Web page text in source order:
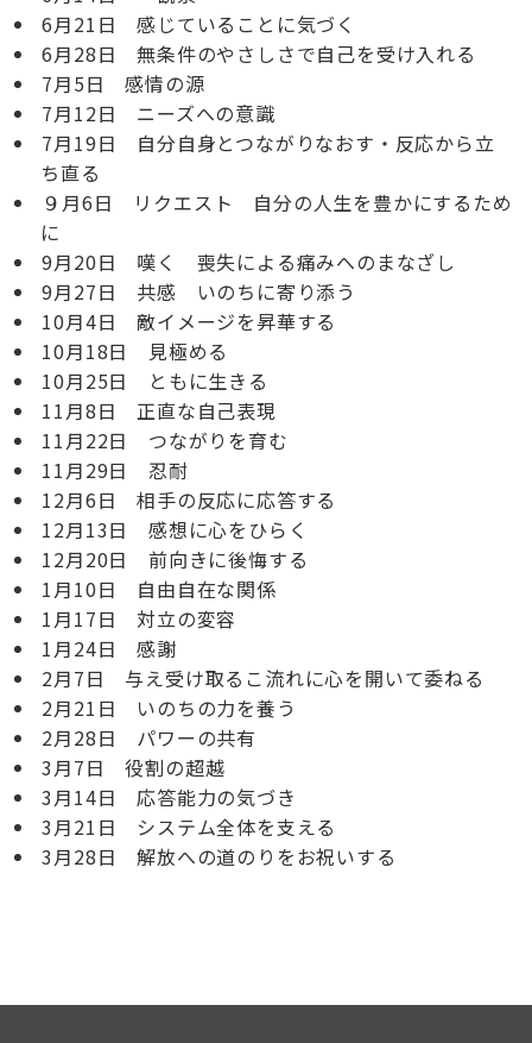
6月21日 感じていることに気づく
6月28日 無条件のやさしさで自己を受け入れる
7月5日 感情の源
7月12日 ニーズへの意識
7月19日 自分自身とつながりなおす・反応から立
ち直る
９月6日 リクエスト 自分の人生を豊かにするため
に
9月20日 嘆く 喪失による痛みへのまなざし
9月27日 共感 いのちに寄り添う
10月4日 敵イメージを昇華する
10月18日 見極める
10月25日 ともに生きる
11月8日 正直な自己表現
11月22日 つながりを育む
11月29日 忍耐
12月6日 相手の反応に応答する
12月13日 感想に心をひらく
12月20日 前向きに後悔する
1月10日 自由自在な関係
1月17日 対立の変容
1月24日 感謝
2月7日 与え受け取るこ流れに心を開いて委ねる
2月21日 いのちの力を養う
2月28日 パワーの共有
3月7日 役割の超越
3月14日 応答能力の気づき
3月21日 システム全体を支える
3月28日 解放への道のりをお祝いする